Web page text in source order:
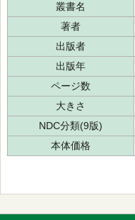
叢書名
著者
出版者
出版年
ページ数
大きさ
NDC分類(9版)
本体価格